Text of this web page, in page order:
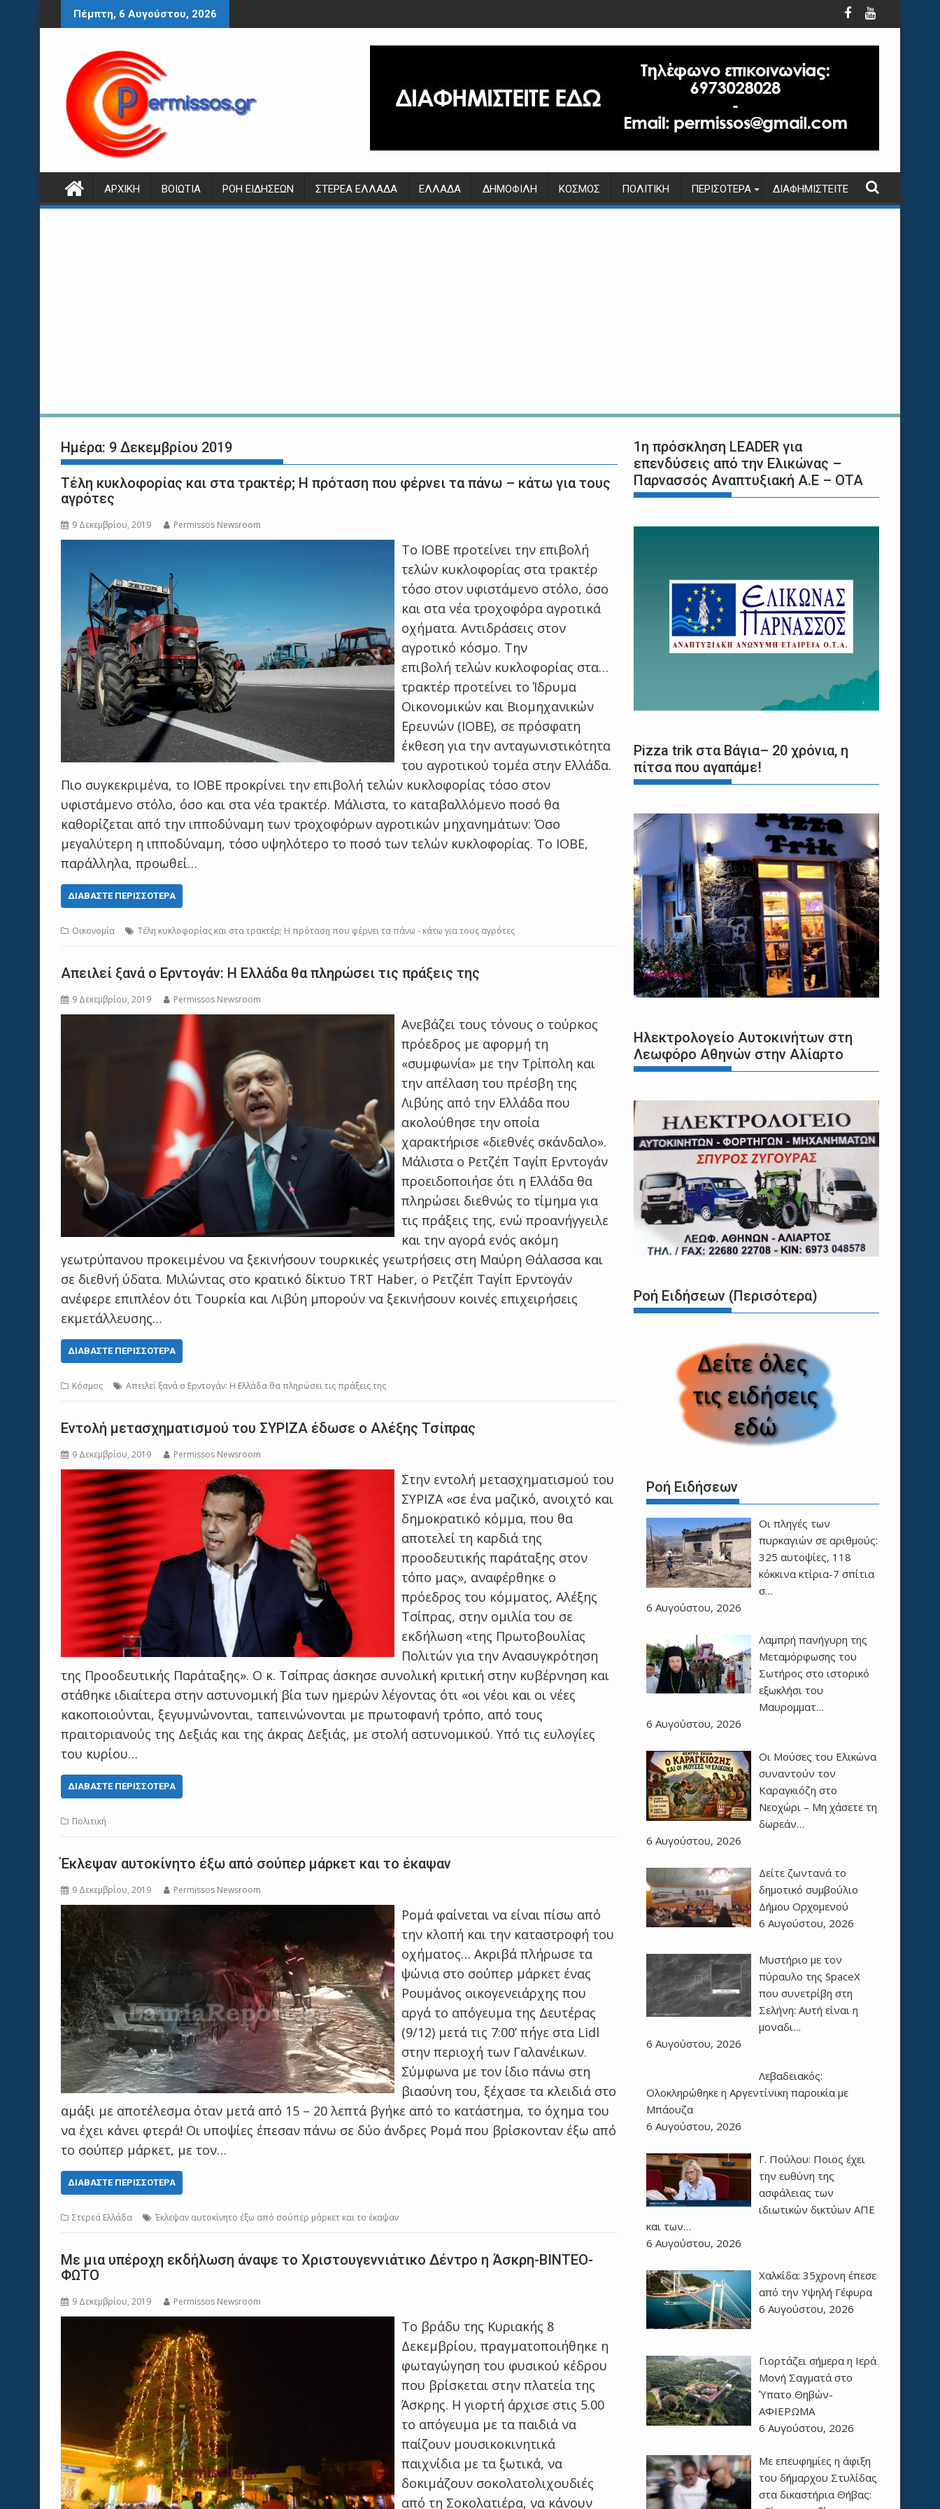
Περάστε
στο
Πέμπτη, 6 Αυγούστου, 2026
ΑΡΧΙΚΉ ΒΟΙΩΤΊΑ ΡΟΉ ΕΙΔΉΣΕΩΝ ΣΤΕΡΕΆ ΕΛΛΆΔΑ ΕΛΛΆΔΑ ΔΗΜΟΦΙΛΉ ΚΌΣΜΟΣ ΠΟΛΙΤΙΚΉ ΠΕΡΙΣΌΤΕΡΑ ΔΙΑΦΗΜΙΣΤΕΊΤΕ
Ημέρα: 9 Δεκεμβρίου 2019
Τέλη κυκλοφορίας και στα τρακτέρ; Η πρόταση που φέρνει τα πάνω – κάτω για τους
αγρότες
9 Δεκεμβρίου, 2019 Permissos Newsroom
Το ΙΟΒΕ προτείνει την επιβολή
τελών κυκλοφορίας στα τρακτέρ
τόσο στον υφιστάμενο στόλο, όσο
και στα νέα τροχοφόρα αγροτικά
οχήματα. Αντιδράσεις στον
αγροτικό κόσμο. Την
επιβολή τελών κυκλοφορίας στα…
τρακτέρ προτείνει το Ίδρυμα
Οικονομικών και Βιομηχανικών
Ερευνών (ΙΟΒΕ), σε πρόσφατη
έκθεση για την ανταγωνιστικότητα
του αγροτικού τομέα στην Ελλάδα.
Πιο συγκεκριμένα, το ΙΟΒΕ προκρίνει την επιβολή τελών κυκλοφορίας τόσο στον
υφιστάμενο στόλο, όσο και στα νέα τρακτέρ. Μάλιστα, το καταβαλλόμενο ποσό θα
καθορίζεται από την ιπποδύναμη των τροχοφόρων αγροτικών μηχανημάτων: Όσο
μεγαλύτερη η ιπποδύναμη, τόσο υψηλότερο το ποσό των τελών κυκλοφορίας. Το ΙΟΒΕ,
παράλληλα, προωθεί…
ΔΙΑΒΆΣΤΕ ΠΕΡΙΣΣΌΤΕΡΑ
Οικονομία Τέλη κυκλοφορίας και στα τρακτέρ; Η πρόταση που φέρνει τα πάνω - κάτω για τους αγρότες
Απειλεί ξανά ο Ερντογάν: Η Ελλάδα θα πληρώσει τις πράξεις της
9 Δεκεμβρίου, 2019 Permissos Newsroom
Ανεβάζει τους τόνους ο τούρκος
πρόεδρος με αφορμή τη
«συμφωνία» με την Τρίπολη και
την απέλαση του πρέσβη της
Λιβύης από την Ελλάδα που
ακολούθησε την οποία
χαρακτήρισε «διεθνές σκάνδαλο».
Μάλιστα ο Ρετζέπ Ταγίπ Ερντογάν
προειδοποιήσε ότι η Ελλάδα θα
πληρώσει διεθνώς το τίμημα για
τις πράξεις της, ενώ προανήγγειλε
και την αγορά ενός ακόμη
γεωτρύπανου προκειμένου να ξεκινήσουν τουρκικές γεωτρήσεις στη Μαύρη Θάλασσα και
σε διεθνή ύδατα. Μιλώντας στο κρατικό δίκτυο TRT Haber, o Ρετζέπ Ταγίπ Ερντογάν
ανέφερε επιπλέον ότι Τουρκία και Λιβύη μπορούν να ξεκινήσουν κοινές επιχειρήσεις
εκμετάλλευσης…
ΔΙΑΒΆΣΤΕ ΠΕΡΙΣΣΌΤΕΡΑ
Κόσμος Απειλεί ξανά ο Ερντογάν: Η Ελλάδα θα πληρώσει τις πράξεις της
Eντολή μετασχηματισμού του ΣΥΡΙΖΑ έδωσε ο Αλέξης Τσίπρας
9 Δεκεμβρίου, 2019 Permissos Newsroom
Στην εντολή μετασχηματισμού του
ΣΥΡΙΖΑ «σε ένα μαζικό, ανοιχτό και
δημοκρατικό κόμμα, που θα
αποτελεί τη καρδιά της
προοδευτικής παράταξης στον
τόπο μας», αναφέρθηκε ο
πρόεδρος του κόμματος, Αλέξης
Τσίπρας, στην ομιλία του σε
εκδήλωση «της Πρωτοβουλίας
Πολιτών για την Ανασυγκρότηση
της Προοδευτικής Παράταξης». Ο κ. Τσίπρας άσκησε συνολική κριτική στην κυβέρνηση και
στάθηκε ιδιαίτερα στην αστυνομική βία των ημερών λέγοντας ότι «οι νέοι και οι νέες
κακοποιούνται, ξεγυμνώνονται, ταπεινώνονται με πρωτοφανή τρόπο, από τους
πραιτοριανούς της Δεξιάς και της άκρας Δεξιάς, με στολή αστυνομικού. Υπό τις ευλογίες
του κυρίου…
ΔΙΑΒΆΣΤΕ ΠΕΡΙΣΣΌΤΕΡΑ
Πολιτική
Έκλεψαν αυτοκίνητο έξω από σούπερ μάρκετ και το έκαψαν
9 Δεκεμβρίου, 2019 Permissos Newsroom
Ρομά φαίνεται να είναι πίσω από
την κλοπή και την καταστροφή του
οχήματος… Ακριβά πλήρωσε τα
ψώνια στο σούπερ μάρκετ ένας
Ρουμάνος οικογενειάρχης που
αργά το απόγευμα της Δευτέρας
(9/12) μετά τις 7:00’ πήγε στα Lidl
στην περιοχή των Γαλανέικων.
Σύμφωνα με τον ίδιο πάνω στη
βιασύνη του, ξέχασε τα κλειδιά στο
αμάξι με αποτέλεσμα όταν μετά από 15 – 20 λεπτά βγήκε από το κατάστημα, το όχημα του
να έχει κάνει φτερά! Οι υποψίες έπεσαν πάνω σε δύο άνδρες Ρομά που βρίσκονταν έξω από
το σούπερ μάρκετ, με τον…
ΔΙΑΒΆΣΤΕ ΠΕΡΙΣΣΌΤΕΡΑ
Στερεά Ελλάδα Έκλεψαν αυτοκίνητο έξω από σούπερ μάρκετ και το έκαψαν
Με μια υπέροχη εκδήλωση άναψε το Χριστουγεννιάτικο Δέντρο η Άσκρη-ΒΙΝΤΕΟ-
ΦΩΤΟ
9 Δεκεμβρίου, 2019 Permissos Newsroom
Το βράδυ της Κυριακής 8
Δεκεμβρίου, πραγματοποιήθηκε η
φωταγώγηση του φυσικού κέδρου
που βρίσκεται στην πλατεία της
Άσκρης. Η γιορτή άρχισε στις 5.00
το απόγευμα με τα παιδιά να
παίζουν μουσικοκινητικά
παιχνίδια με τα ξωτικά, να
δοκιμάζουν σοκολατολιχουδιές
από τη Σοκολατιέρα, να κάνουν
1η πρόσκληση LEADER για
επενδύσεις από την Ελικώνας –
Παρνασσός Αναπτυξιακή Α.Ε – ΟΤΑ
Pizza trik στα Βάγια– 20 χρόνια, η
πίτσα που αγαπάμε!
Ηλεκτρολογείο Αυτοκινήτων στη
Λεωφόρο Αθηνών στην Αλίαρτο
Ροή Ειδήσεων (Περισότερα)
Ροή Ειδήσεων
Οι πληγές των
πυρκαγιών σε αριθμούς:
325 αυτοψίες, 118
κόκκινα κτίρια-7 σπίτια
σ…
6 Αυγούστου, 2026
Λαμπρή πανήγυρη της
Μεταμόρφωσης του
Σωτήρος στο ιστορικό
εξωκλήσι του
Μαυρομματ…
6 Αυγούστου, 2026
Οι Μούσες του Ελικώνα
συναντούν τον
Καραγκιόζη στο
Νεοχώρι – Μη χάσετε τη
δωρεάν…
6 Αυγούστου, 2026
Δείτε ζωντανά το
δημοτικό συμβούλιο
Δήμου Ορχομενού
6 Αυγούστου, 2026
Μυστήριο με τον
πύραυλο της SpaceX
που συνετρίβη στη
Σελήνη: Αυτή είναι η
μοναδι…
6 Αυγούστου, 2026
Λεβαδειακός:
Ολοκληρώθηκε η Αργεντίνικη παροικία με
Μπάουζα
6 Αυγούστου, 2026
Γ. Πούλου: Ποιος έχει
την ευθύνη της
ασφάλειας των
ιδιωτικών δικτύων ΑΠΕ
και των…
6 Αυγούστου, 2026
Χαλκίδα: 35χρονη έπεσε
από την Υψηλή Γέφυρα
6 Αυγούστου, 2026
Γιορτάζει σήμερα η Ιερά
Μονή Σαγματά στο
Ύπατο Θηβών-
ΑΦΙΕΡΩΜΑ
6 Αυγούστου, 2026
Με επευφημίες η άφιξη
του δήμαρχου Στυλίδας
στα δικαστήρια Θήβας: